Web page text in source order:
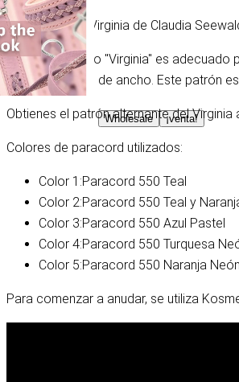
Wholesale ¡venta!
¡Utiliza el nudo Virginia de Claudia
El hermoso nudo "Virginia" es
grosor y 4.6 cm de ancho. Este patrón
Obtienes el patrón alternante del
Colores de paracord utilizados:
Color 1:Paracord 550 Teal
Color 2:Paracord 550 Teal y
Color 3:Paracord 550 Azul Pastel
Color 4:Paracord 550 Turquesa
Color 5:Paracord 550 Naranja Neón
Para comenzar a anudar, se utiliza